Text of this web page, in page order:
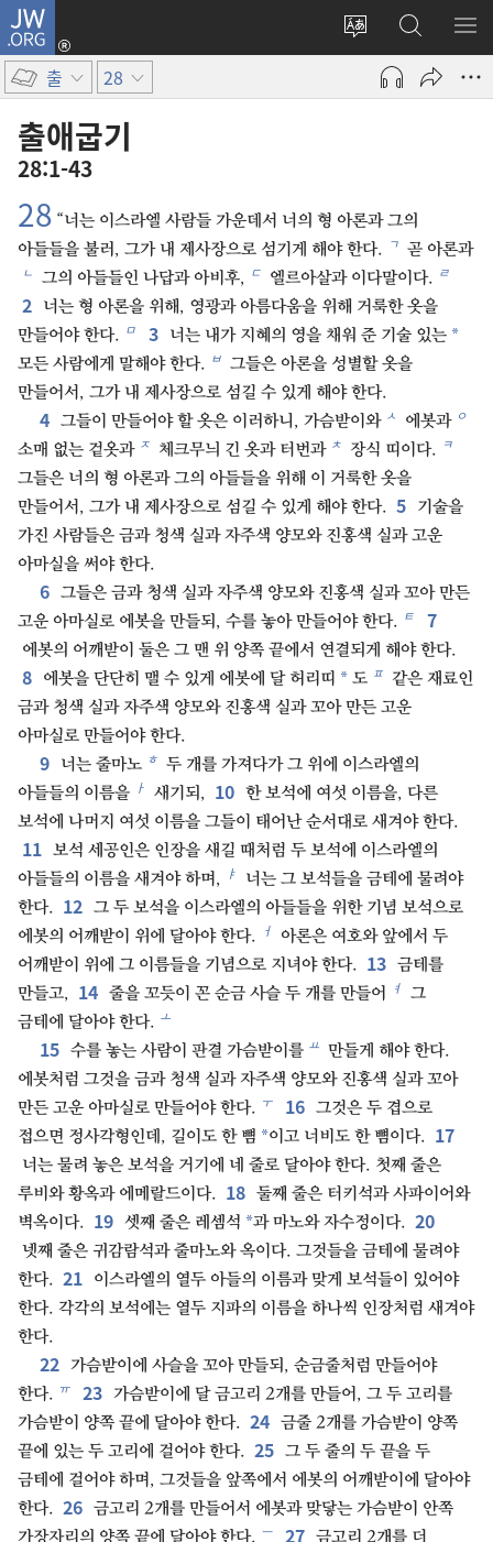
JW.ORG
사이트
언어
변경
로그인
(새로운
열기)
JW.ORG
검색
메
출 28
출애굽기
28:1-43
28 “너는 이스라엘 사람들 가운데서 너의 형 아론과 그의
아들들을 불러, 그가 내 제사장으로 섬기게 해야 한다. ㄱ 곧 아론과
ㄴ 그의 아들들인 나답과 아비후, ㄷ 엘르아살과 이다말이다. ㄹ
2
너는 형 아론을 위해, 영광과 아름다움을 위해 거룩한 옷을
만들어야 한다. ㅁ 3 너는 내가 지혜의 영을 채워 준 기술 있는 *
모든 사람에게 말해야 한다. ㅂ 그들은 아론을 성별할 옷을
만들어서, 그가 내 제사장으로 섬길 수 있게 해야 한다.
4 그들이 만들어야 할 옷은 이러하니, 가슴받이와 ㅅ 에봇과 ㅇ
소매 없는 겉옷과 ㅈ 체크무늬 긴 옷과 터번과 ㅊ 장식 띠이다. ㅋ
그들은 너의 형 아론과 그의 아들들을 위해 이 거룩한 옷을
만들어서, 그가 내 제사장으로 섬길 수 있게 해야 한다. 5
기술을
가진 사람들은 금과 청색 실과 자주색 양모와 진홍색 실과 고운
아마실을 써야 한다.
6 그들은 금과 청색 실과 자주색 양모와 진홍색 실과 꼬아 만든
고운 아마실로 에봇을 만들되, 수를 놓아 만들어야 한다. ㅌ 7
에봇의 어깨받이 둘은 그 맨 위 양쪽 끝에서 연결되게 해야 한다.
8 에봇을 단단히 맬 수 있게 에봇에 달 허리띠 * 도 ㅍ 같은 재료인
금과 청색 실과 자주색 양모와 진홍색 실과 꼬아 만든 고운
아마실로 만들어야 한다.
9 너는 줄마노 ㅎ 두 개를 가져다가 그 위에 이스라엘의
아들들의 이름을 ㅏ 새기되, 10 한 보석에 여섯 이름을, 다른
보석에 나머지 여섯 이름을 그들이 태어난 순서대로 새겨야 한다.
11 보석 세공인은 인장을 새길 때처럼 두 보석에 이스라엘의
아들들의 이름을 새겨야 하며,
ㅑ
너는 그 보석들을 금테에 물려야
한다. 12 그 두 보석을 이스라엘의 아들들을 위한 기념 보석으로
에봇의 어깨받이 위에 달아야 한다. ㅓ
아론은 여호와 앞에서 두
어깨받이 위에 그 이름들을 기념으로 지녀야 한다. 13 금테를
만들고,
14 줄을 꼬듯이 꼰 순금 사슬 두 개를 만들어 ㅕ 그
금테에 달아야 한다. ㅗ
15 수를 놓는 사람이 판결 가슴받이를 ㅛ 만들게 해야 한다.
에봇처럼 그것을 금과 청색 실과 자주색 양모와 진홍색 실과 꼬아
만든 고운 아마실로 만들어야 한다. ㅜ 16 그것은 두 겹으로
접으면 정사각형인데, 길이도 한 뼘 *이고 너비도 한 뼘이다. 17
너는 물려 놓은 보석을 거기에 네 줄로 달아야 한다. 첫째 줄은
루비와 황옥과 에메랄드이다. 18 둘째 줄은 터키석과 사파이어와
벽옥이다. 19 셋째 줄은 레셈석 *과 마노와 자수정이다. 20
넷째 줄은 귀감람석과 줄마노와 옥이다. 그것들을 금테에 물려야
한다. 21
이스라엘의 열두 아들의 이름과 맞게 보석들이 있어야
한다. 각각의 보석에는 열두 지파의 이름을 하나씩 인장처럼 새겨야
한다.
22 가슴받이에 사슬을 꼬아 만들되, 순금줄처럼 만들어야
한다. ㅠ 23 가슴받이에 달 금고리 2개를 만들어, 그 두 고리를
가슴받이 양쪽 끝에 달아야 한다. 24 금줄 2개를 가슴받이 양쪽
끝에 있는 두 고리에 걸어야 한다. 25 그 두 줄의 두 끝을 두
금테에 걸어야 하며, 그것들을 앞쪽에서 에봇의 어깨받이에 달아야
한다. 26 금고리 2개를 만들어서 에봇과 맞닿는 가슴받이 안쪽
가장자리의 양쪽 끝에 달아야 한다. ㅡ 27 금고리 2개를 더